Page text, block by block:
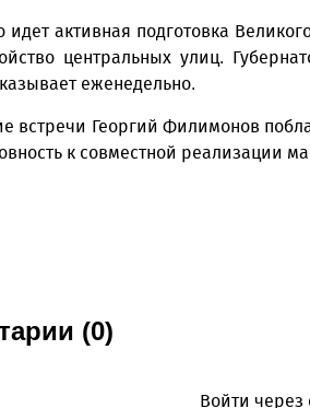
идет активная подготовка
центральных улиц.
еженедельно.
встречи Георгий Филимонов
к совместной реализации
(0)
Войти через